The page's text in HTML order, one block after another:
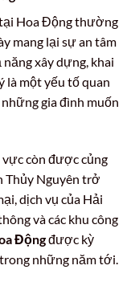
tại Hoa Động thường
mang lại sự an tâm
xây dựng, khai
là một yếu tố quan
gia đình muốn
còn được củng
Thủy Nguyên trở
dịch vụ của Hải
và các khu công
Độngđược kỳ
những năm tới.